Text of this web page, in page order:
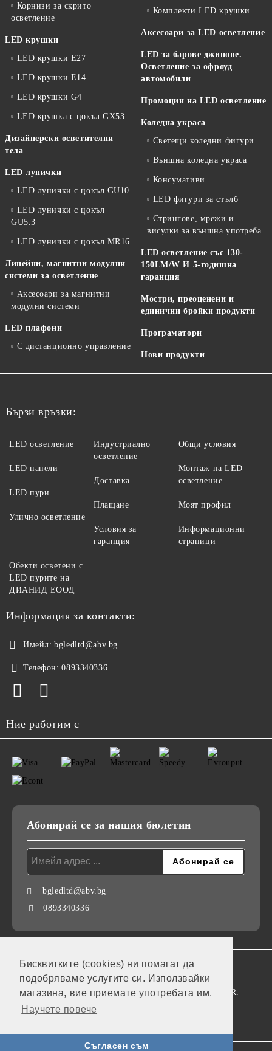
Бисквитките (cookies) ни помагат да
подобряваме услугите си. Използвайки
магазина, вие приемате употребата им.
Научете повече
Съгласен съм
Корнизи за скрито
осветление
LED крушки
LED крушки E27
LED крушки E14
LED крушки G4
LED крушка с цокъл GX53
Дизайнерски осветителни
тела
LED лунички
LED лунички с цокъл GU10
LED лунички с цокъл
GU5.3
LED лунички с цокъл MR16
Линейни, магнитни модулни
системи за осветление
Аксесоари за магнитни
модулни системи
LED плафони
С дистанционно управление
Комплекти LED крушки
Аксесоари за LED осветление
LED за барове джипове.
Осветление за офроуд
автомобили
Промоции на LED осветление
Коледна украса
Светещи коледни фигури
Външна коледна украса
Консумативи
LED фигури за стълб
Стрингове, мрежи и
висулки за външна употреба
LED осветление със 130-
150LM/W И 5-годишна
гаранция
Мостри, преоценени и
единични бройки продукти
Програматори
Нови продукти
Бързи връзки:
LED осветление
LED панели
LED пури
Улично осветление
Индустриално
осветление
Доставка
Плащане
Условия за
гаранция
Общи условия
Монтаж на LED
осветление
Моят профил
Информационни
страници
Обекти осветени с
LED пурите на
ДИАНИД ЕООД
Информация за контакти:
Имейл: bgledltd@abv.bg
Телефон: 0893340336
Ние работим с
Абонирай се за нашия бюлетин
bgledltd@abv.bg
0893340336
GDPR
Нашият онлайн магазин е 100% съобразен с GDPR.